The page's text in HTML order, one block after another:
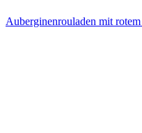
Auberginenrouladen mit